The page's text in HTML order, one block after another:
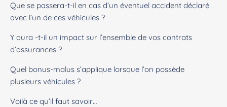
Que se passera-t-il en cas d’un éventuel accident déclaré
avec l’un de ces véhicules ?
Y aura -t-il un impact sur l’ensemble de vos contrats
d’assurances ?
Quel bonus-malus s’applique lorsque l’on possède
plusieurs véhicules ?
Voilà ce qu’il faut savoir…